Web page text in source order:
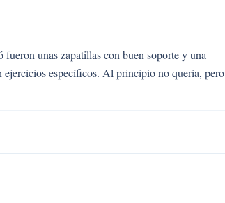
unas zapatillas con buen soporte y una
específicos. Al principio no quería, pero